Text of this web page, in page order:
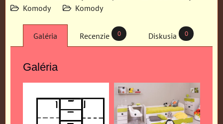
Komody
Komody
Galéria Recenzie 0 Diskusia 0
Galéria